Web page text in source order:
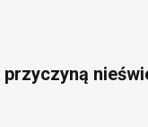
przyczyną